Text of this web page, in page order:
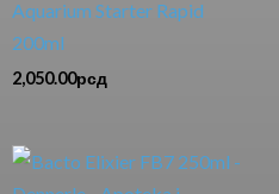
Aquarium Starter Rapid
200ml
2,050.00рсд